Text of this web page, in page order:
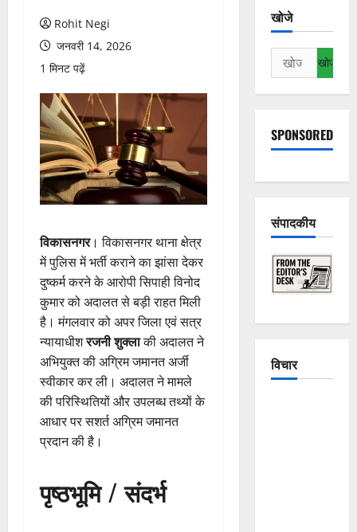
Rohit Negi
जनवरी 14, 2026
1 मिनट पढ़ें
विकासनगर। विकासनगर थाना क्षेत्र
में पुलिस में भर्ती कराने का झांसा देकर
दुष्कर्म करने के आरोपी सिपाही विनोद
कुमार को अदालत से बड़ी राहत मिली
है। मंगलवार को अपर जिला एवं सत्र
न्यायाधीशरजनी शुक्लाकी अदालत ने
अभियुक्त की अग्रिम जमानत अर्जी
स्वीकार कर ली। अदालत ने मामले
की परिस्थितियों और उपलब्ध तथ्यों के
आधार पर सशर्त अग्रिम जमानत
प्रदान की है।
पृष्ठभूमि / संदर्भ
खोजे
निम्न
को
खोजें:
SPONSORED
संपादकीय
विचार